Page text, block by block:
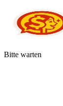
Bitte warten